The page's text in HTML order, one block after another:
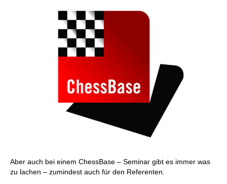
Aber auch bei einem ChessBase – Seminar gibt es immer was
zu lachen – zumindest auch für den Referenten.